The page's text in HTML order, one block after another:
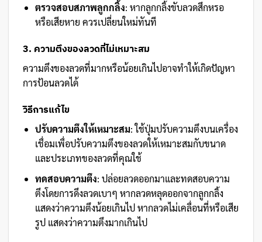
ตรวจสอบสภาพลูกกลิ้ง: หากลูกกลิ้งขับลวดสึกหรอ
หรือเสียหาย ควรเปลี่ยนใหม่ทันที
3. ความตึงของลวดที่ไม่เหมาะสม
ความตึงของลวดที่มากหรือน้อยเกินไปอาจทำให้เกิดปัญหา
การป้อนลวดได้
วิธีการแก้ไข
ปรับความตึงให้เหมาะสม: ใช้ปุ่มปรับความตึงบนเครื่อง
เชื่อมเพื่อปรับความตึงของลวดให้เหมาะสมกับขนาด
และประเภทของลวดที่คุณใช้
ทดสอบความตึง: ปล่อยลวดออกมาและทดสอบความ
ตึงโดยการดึงลวดเบาๆ หากลวดหลุดออกจากลูกกลิ้ง
แสดงว่าความตึงน้อยเกินไป หากลวดไม่เคลื่อนที่หรือเสีย
รูป แสดงว่าความตึงมากเกินไป